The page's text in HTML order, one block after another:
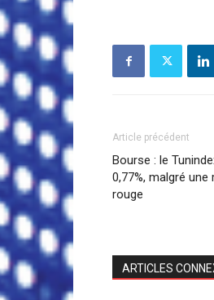
Article précédent
Bourse : le
0,77%, malgré
rouge
ARTICLES